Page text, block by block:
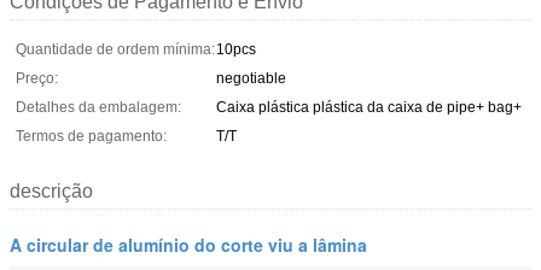
Quantidade de ordem mínima:10pcs
Preço:
negotiable
Detalhes da embalagem:
Caixa plástica plástica da caixa de pipe+ bag+
Termos de pagamento:
T/T
descrição
A circular de alumínio do corte viu a lâmina